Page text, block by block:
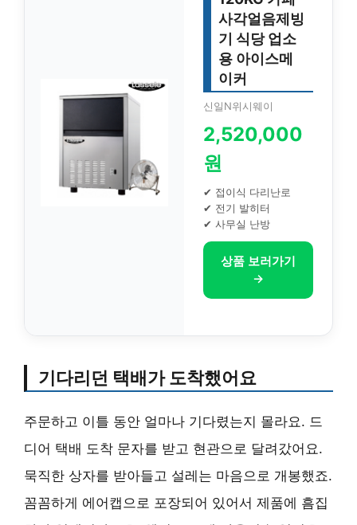
사각얼음제빙
기 식당 업소
용 아이스메
이커
신일N위시웨이
2,520,000
원
✔ 접이식 다리난로
✔ 전기 발히터
✔ 사무실 난방
상품 보러가기
→
기다리던 택배가 도착했어요
주문하고 이틀 동안 얼마나 기다렸는지 몰라요. 드
디어 택배 도착 문자를 받고 현관으로 달려갔어요.
묵직한 상자를 받아들고 설레는 마음으로 개봉했죠.
꼼꼼하게 에어캡으로 포장되어 있어서 제품에 흠집